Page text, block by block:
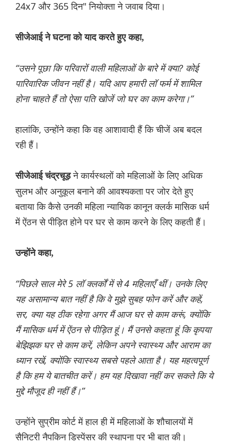
24x7 और 365 दिन" नियोक्ता ने जवाब दिया।
सीजेआई ने घटना को याद करते हुए कहा,
“उसने पूछा कि परिवारों वाली महिलाओं के बारे में क्या? कोई
पारिवारिक जीवन नहीं है। यदि आप हमारी लॉ फर्म में शामिल
होना चाहते हैं तो ऐसा पति खोजें जो घर का काम करेगा।”
हालांकि, उन्होंने कहा कि वह आशावादी हैं कि चीजें अब बदल
रही हैं।
सीजेआई चंद्रचूड़ने कार्यस्थलों को महिलाओं के लिए अधिक
सुलभ और अनुकूल बनाने की आवश्यकता पर जोर देते हुए
बताया कि कैसे उनकी महिला न्यायिक कानून क्लर्क मासिक धर्म
में ऐंठन से पीड़ित होने पर घर से काम करने के लिए कहती हैं।
उन्होंने कहा,
“पिछले साल मेरे 5 लॉ क्लर्कों में से 4 महिलाएँ थीं। उनके लिए
यह असामान्य बात नहीं है कि वे मुझे सुबह फोन करें और कहें,
सर, क्या यह ठीक रहेगा अगर मैं आज घर से काम करूं, क्योंकि
मैं मासिक धर्म में ऐंठन से पीड़ित हूं। मैं उनसे कहता हूं कि कृपया
बेझिझक घर से काम करें, लेकिन अपने स्वास्थ्य और आराम का
ध्यान रखें, क्योंकि स्वास्थ्य सबसे पहले आता है। यह महत्वपूर्ण
है कि हम ये बातचीत करें। हम यह दिखावा नहीं कर सकते कि ये
मुद्दे मौजूद ही नहीं हैं।”
उन्होंने सुप्रीम कोर्ट में हाल ही में महिलाओं के शौचालयों में
सैनिटरी नैपकिन डिस्पेंसर की स्थापना पर भी बात की।